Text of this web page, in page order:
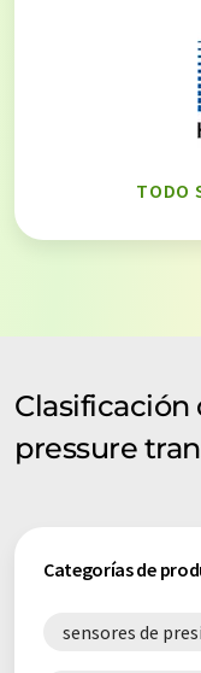
TODO
pressure
Categorías de
sensores de